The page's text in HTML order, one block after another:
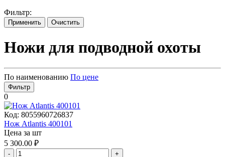
Фильтр:
Применить Очистить
Ножи для подводной охоты
По наименованию По цене
Фильтр
0
Код: 8055960726837
Нож Atlantis 400101
Цена за шт
5 300.00 ₽
-
+